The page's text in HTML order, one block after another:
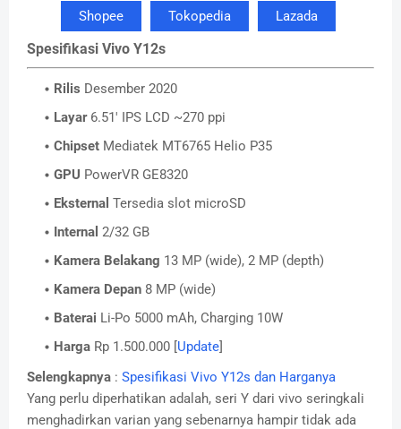
Shopee
Tokopedia Lazada
Spesifikasi Vivo Y12s
Rilis Desember 2020
Layar6.51' IPS LCD ~270 ppi
Chipset Mediatek MT6765 Helio P35
GPU PowerVR GE8320
Eksternal Tersedia slot microSD
Internal 2/32 GB
Kamera Belakang 13 MP (wide), 2 MP (depth)
Kamera Depan 8 MP (wide)
Baterai Li-Po 5000 mAh, Charging 10W
Harga Rp 1.500.000 [Update]
Selengkapnya : Spesifikasi Vivo Y12s dan Harganya
Yang perlu diperhatikan adalah, seri Y dari vivo seringkali
menghadirkan varian yang sebenarnya hampir tidak ada